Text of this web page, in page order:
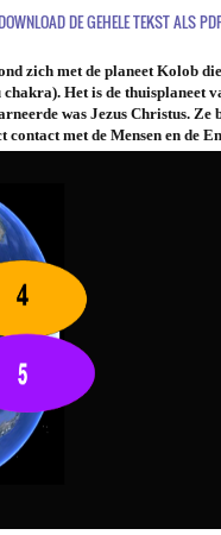
DE GEHELE TEKST ALS PDF
zich met de planeet Kolob
Het is de thuisplaneet
was Jezus Christus. Ze
contact met de Mensen en de